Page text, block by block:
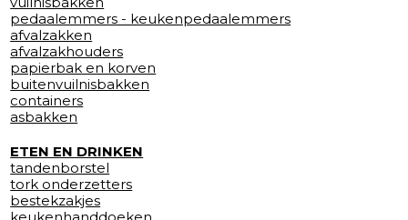
pedaalemmers - keukenpedaalemmers
afvalzakken
afvalzakhouders
papierbak en korven
buitenvuilnisbakken
containers
asbakken
ETEN EN DRINKEN
tandenborstel
tork onderzetters
bestekzakjes